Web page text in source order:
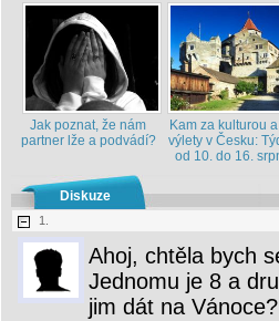
Jak poznat, že nám
partner lže a podvádí?
Kam za kulturou
výlety v Česku:
od 10. do 16.
Diskuze
1.
Ahoj, chtěla bych
Jednomu je 8 a
jim dát na Vánoce?